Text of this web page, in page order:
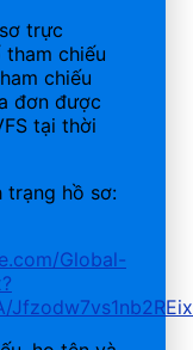
trực
chiếu
chiếu
đơn được
tại thời
trạng hồ sơ:
Global-